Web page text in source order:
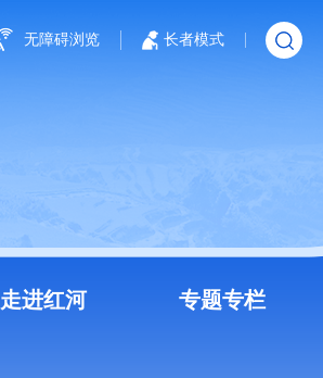
无障碍浏览 长者模式
走进红河 专题专栏